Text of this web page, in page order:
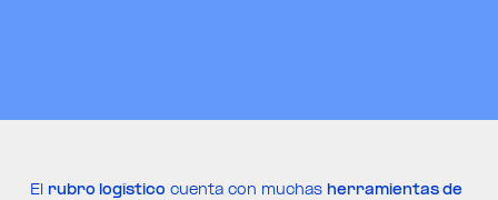
El rubro logístico cuenta con muchas herramientas de